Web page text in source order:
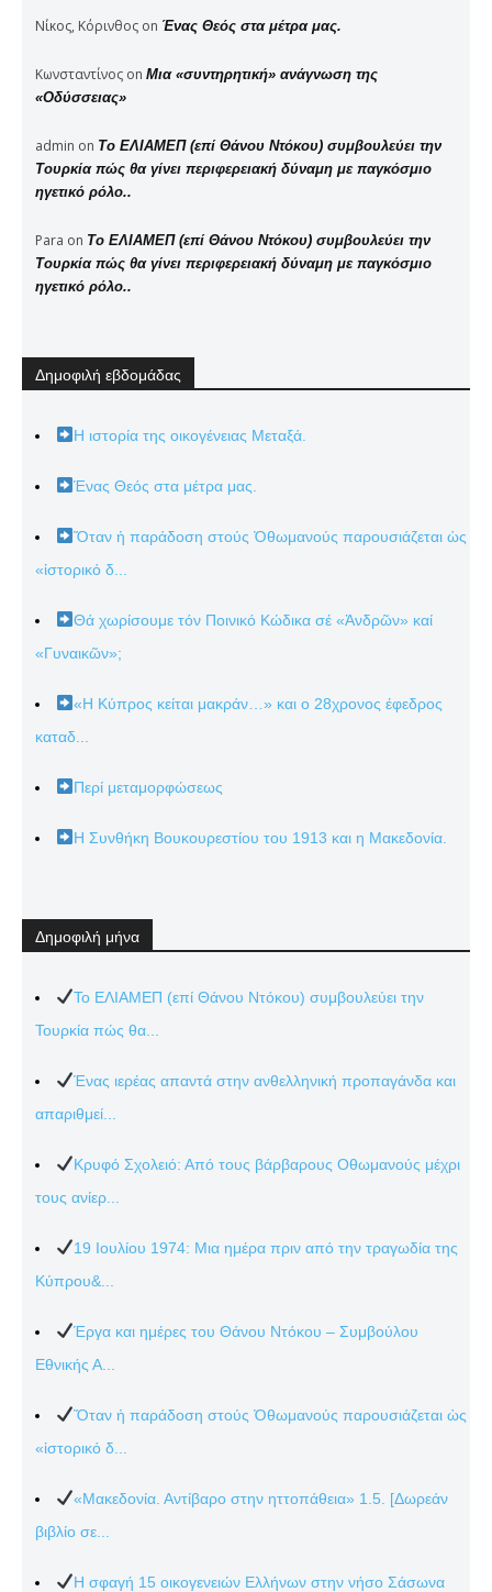
Νίκος, Κόρινθος on Ένας Θεός στα μέτρα μας.
Κωνσταντίνος on Μια «συντηρητική» ανάγνωση της
«Οδύσσειας»
admin on Το ΕΛΙΑΜΕΠ (επί Θάνου Ντόκου) συμβουλεύει την
Τουρκία πώς θα γίνει περιφερειακή δύναμη με παγκόσμιο
ηγετικό ρόλο..
Para on Το ΕΛΙΑΜΕΠ (επί Θάνου Ντόκου) συμβουλεύει την
Τουρκία πώς θα γίνει περιφερειακή δύναμη με παγκόσμιο
ηγετικό ρόλο..
Δημοφιλή εβδομάδας
Η ιστορία της οικογένειας Μεταξά.
Ένας Θεός στα μέτρα μας.
Ὅταν ἡ παράδοση στούς Ὀθωμανούς παρουσιάζεται ὡς
«ἱστορικό δ...
Θά χωρίσουμε τόν Ποινικό Κώδικα σέ «Ἀνδρῶν» καί
«Γυναικῶν»;
«Η Κύπρος κείται μακράν…» και ο 28χρονος έφεδρος
καταδ...
Περί μεταμορφώσεως
Η Συνθήκη Βουκουρεστίου του 1913 και η Μακεδονία.
Δημοφιλή μήνα
Το ΕΛΙΑΜΕΠ (επί Θάνου Ντόκου) συμβουλεύει την
Τουρκία πώς θα...
Ένας ιερέας απαντά στην ανθελληνική προπαγάνδα και
απαριθμεί...
Κρυφό Σχολειό: Από τους βάρβαρους Οθωμανούς μέχρι
τους ανίερ...
19 Ιουλίου 1974: Μια ημέρα πριν από την τραγωδία της
Κύπρου&...
Έργα και ημέρες του Θάνου Ντόκου – Συμβούλου
Εθνικής Α...
Ὅταν ἡ παράδοση στούς Ὀθωμανούς παρουσιάζεται ὡς
«ἱστορικό δ...
«Μακεδονία. Αντίβαρο στην ηττοπάθεια» 1.5. [Δωρεάν
βιβλίο σε...
Η σφαγή 15 οικογενειών Ελλήνων στην νήσο Σάσωνα